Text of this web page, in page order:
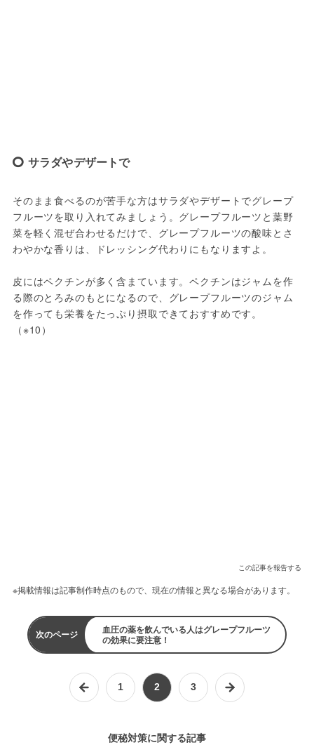
サラダやデザートで
そのまま食べるのが苦手な方はサラダやデザートでグレープ
フルーツを取り入れてみましょう。グレープフルーツと葉野
菜を軽く混ぜ合わせるだけで、グレープフルーツの酸味とさ
わやかな香りは、ドレッシング代わりにもなりますよ。
皮にはペクチンが多く含まています。ペクチンはジャムを作
る際のとろみのもとになるので、グレープフルーツのジャム
を作っても栄養をたっぷり摂取できておすすめです。
（※10）
この記事を報告する
※掲載情報は記事制作時点のもので、現在の情報と異なる場合があります。
次のページ
血圧の薬を飲んでいる人はグレープフルーツ
の効果に要注意！
1 2 3
便秘対策に関する記事